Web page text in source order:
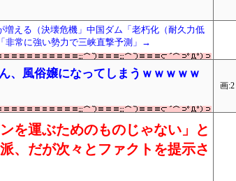
える（決壊危機」中国ダム「老朽化（耐久力低
非常に強い勢力で三峡直撃予測」→
、風俗嬢になってしまうｗｗｗｗｗ
画:2
を運ぶためのものじゃない」と
、だが次々とファクトを提示さ